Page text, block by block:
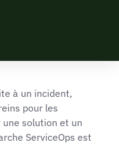
à un incident,
pour les
solution et un
ServiceOps est